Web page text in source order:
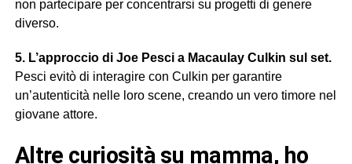
non partecipare per concentrarsi su progetti di genere
diverso.
5. L’approccio di Joe Pesci a Macaulay Culkin sul set.
Pesci evitò di interagire con Culkin per garantire
un’autenticità nelle loro scene, creando un vero timore nel
giovane attore.
altre curiosità su mamma, ho